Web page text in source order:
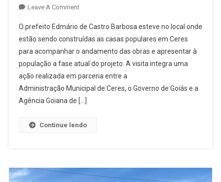
Leave A CommentOn
Edmário
Barbosa
Acompanha
Obras
Das
Casas
Populares
O prefeito Edmário de Castro Barbosa esteve no local onde
estão sendo construídas as casas populares em Ceres
para acompanhar o andamento das obras e apresentar à
população a fase atual do projeto. A visita integra uma
ação realizada em parceria entre a
Administração Municipal de Ceres, o Governo de Goiás e a
Agência Goiana de […]
Continue lendo